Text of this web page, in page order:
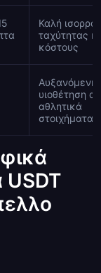
Καλή
ταχύτητας
κόστους
Αυξανόμενη
υιοθέτηση
αθλητικά
στοιχήματα
USDT